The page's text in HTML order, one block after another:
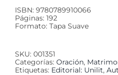
ISBN: 9780789910066
Páginas: 192
Formato: Tapa Suave
SKU: 001351
Categorías: Oración,
Etiquetas: Editorial: Unilit,